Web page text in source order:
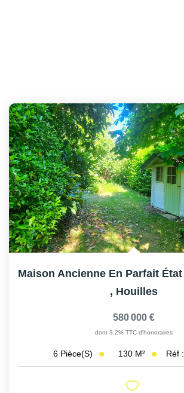
, Houilles
580 000 €
dont 3,2% TTC d'honoraires
6 Pièce(s) 130 M² Réf :